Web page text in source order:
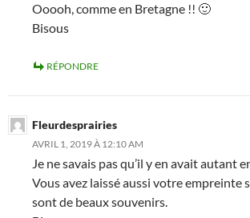
Ooooh, comme en Bretagne !! 🙂
Bisous
RÉPONDRE
Fleurdesprairies
AVRIL 1, 2019 À 12:10 AM
Je ne savais pas qu’il y en avait autant
Vous avez laissé aussi votre empreinte
sont de beaux souvenirs.